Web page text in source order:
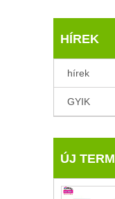
HÍREK
hírek
GYIK
ÚJ